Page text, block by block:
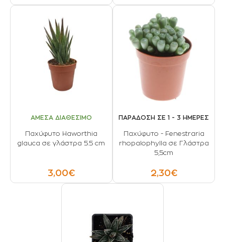
ΑΜΕΣΑ ΔΙΑΘΕΣΙΜΟ
Παχύφυτο Haworthia
glauca σε γλάστρα 5.5 cm
3,00€
ΠΑΡΑΔΟΣΗ ΣΕ 1 - 3 ΗΜΕΡΕΣ
Παχύφυτο - Fenestraria
rhopalophylla σε Γλάστρα
5,5cm
2,30€